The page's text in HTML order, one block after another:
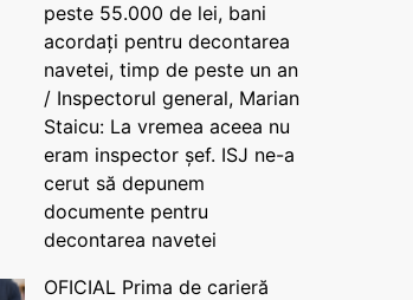
peste 55.000 de lei, bani
acordați pentru decontarea
navetei, timp de peste un an
/ Inspectorul general, Marian
Staicu: La vremea aceea nu
eram inspector șef. ISJ ne-a
cerut să depunem
documente pentru
decontarea navetei
OFICIAL Prima de carieră